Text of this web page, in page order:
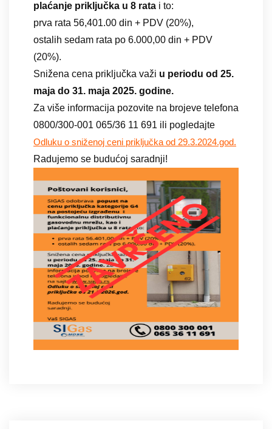
plaćanje priključka u 8 rata i to:
prva rata 56,401.00 din + PDV (20%),
ostalih sedam rata po 6.000,00 din + PDV
(20%).
Snižena cena priključka važi u periodu od 25.
maja do 31. maja 2025. godine.
Za više informacija pozovite na brojeve telefona
0800/300-001 065/36 11 691 ili pogledajte
Odluku o sniženoj ceni priključka od 29.3.2024.god.
Radujemo se budućoj saradnji!